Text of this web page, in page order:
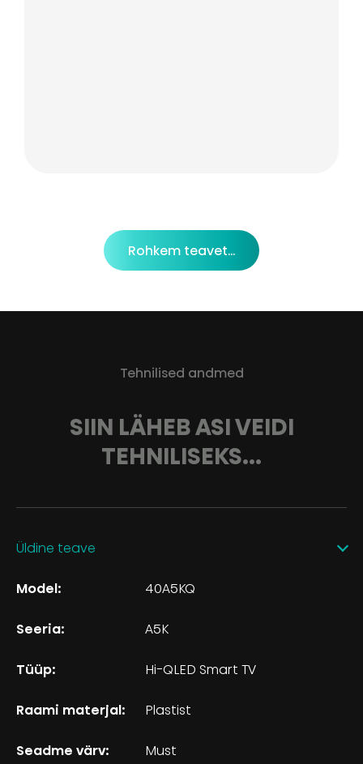
Rohkem teavet...
Tehnilised andmed
SIIN LÄHEB ASI VEIDI
TEHNILISEKS...
Üldine teave
Model: 40A5KQ
Seeria: A5K
Tüüp: Hi-QLED Smart TV
Raami materjal: Plastist
Seadme värv: Must